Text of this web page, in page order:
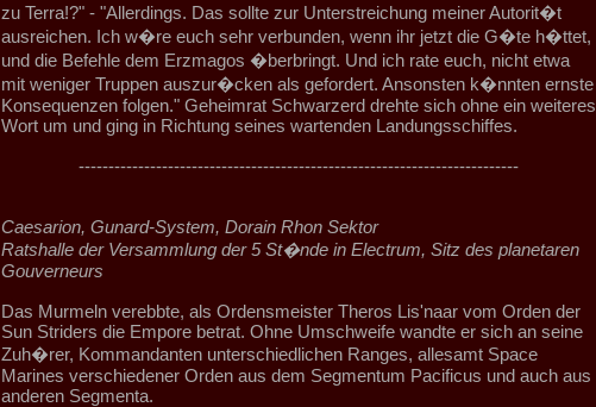
zu Terra!?" - "Allerdings. Das sollte zur Unterstreichung meiner Autorit�t
ausreichen. Ich w�re euch sehr verbunden, wenn ihr jetzt die G�te h�ttet,
und die Befehle dem Erzmagos �berbringt. Und ich rate euch, nicht etwa
mit weniger Truppen auszur�cken als gefordert. Ansonsten k�nnten ernste
Konsequenzen folgen." Geheimrat Schwarzerd drehte sich ohne ein weiteres
Wort um und ging in Richtung seines wartenden Landungsschiffes.
--------------------------------------------------------------------------
Caesarion, Gunard-System, Dorain Rhon Sektor
Ratshalle der Versammlung der 5 St�nde in Electrum, Sitz des planetaren
Gouverneurs
Das Murmeln verebbte, als Ordensmeister Theros Lis'naar vom Orden der
Sun Striders die Empore betrat. Ohne Umschweife wandte er sich an seine
Zuh�rer, Kommandanten unterschiedlichen Ranges, allesamt Space
Marines verschiedener Orden aus dem Segmentum Pacificus und auch aus
anderen Segmenta.